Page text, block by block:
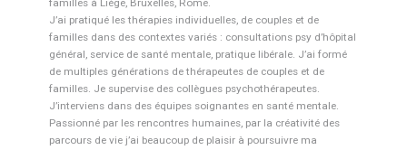
familles à Liège, Bruxelles, Rome.
J’ai pratiqué les thérapies individuelles, de couples et de
familles dans des contextes variés : consultations psy d’hôpital
général, service de santé mentale, pratique libérale. J’ai formé
de multiples générations de thérapeutes de couples et de
familles. Je supervise des collègues psychothérapeutes.
J’interviens dans des équipes soignantes en santé mentale.
Passionné par les rencontres humaines, par la créativité des
parcours de vie j’ai beaucoup de plaisir à poursuivre ma